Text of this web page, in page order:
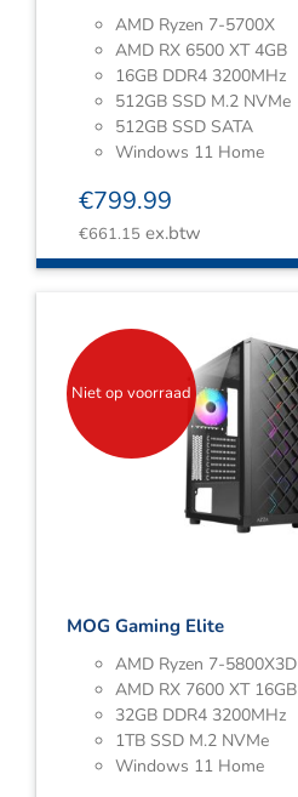
AMD Ryzen 7-5700X
AMD RX 6500 XT 4GB
16GB DDR4 3200MHz
512GB SSD M.2 NVMe
512GB SSD SATA
Windows 11 Home
€799.99
€661.15 ex.btw
Niet op voorraad
MOG Gaming Elite
AMD Ryzen 7-5800X3D
AMD RX 7600 XT 16GB
32GB DDR4 3200MHz
1TB SSD M.2 NVMe
Windows 11 Home